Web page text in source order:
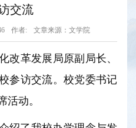
交流
作者: 文章来源：文学院
改革发展局原副局长、
参访交流。校党委书记
活动。